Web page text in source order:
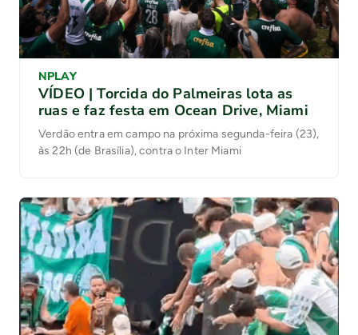
NPLAY
VÍDEO | Torcida do Palmeiras lota as
ruas e faz festa em Ocean Drive, Miami
Verdão entra em campo na próxima segunda-feira (23),
às 22h (de Brasília), contra o Inter Miami